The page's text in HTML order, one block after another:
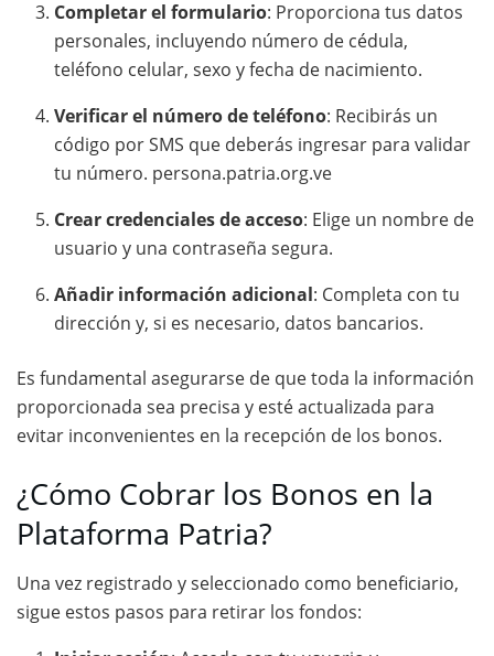
Completar el formulario: Proporciona tus datos
personales, incluyendo número de cédula,
teléfono celular, sexo y fecha de nacimiento.
Verificar el número de teléfono: Recibirás un
código por SMS que deberás ingresar para validar
tu número. persona.patria.org.ve
Crear credenciales de acceso: Elige un nombre de
usuario y una contraseña segura.
Añadir información adicional: Completa con tu
dirección y, si es necesario, datos bancarios.
Es fundamental asegurarse de que toda la información
proporcionada sea precisa y esté actualizada para
evitar inconvenientes en la recepción de los bonos.
¿Cómo Cobrar los Bonos en la
Plataforma Patria?
Una vez registrado y seleccionado como beneficiario,
sigue estos pasos para retirar los fondos: